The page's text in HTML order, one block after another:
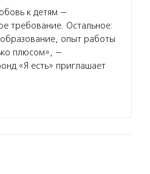
к детям —
требование. Остальное:
опыт работы
плюсом», —
«Я есть» приглашает